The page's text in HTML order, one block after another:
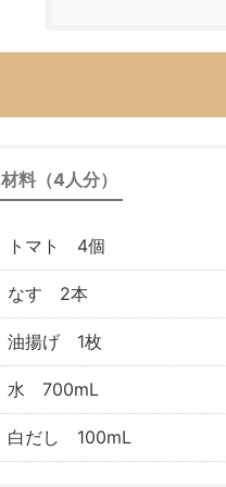
材料（4人分）
トマト 4個
なす 2本
油揚げ 1枚
水 700mL
白だし 100mL